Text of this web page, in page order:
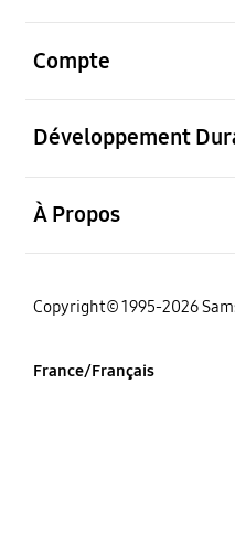
Compte
Développement
À Propos
‌Copyright© 1995-2026
France/Français